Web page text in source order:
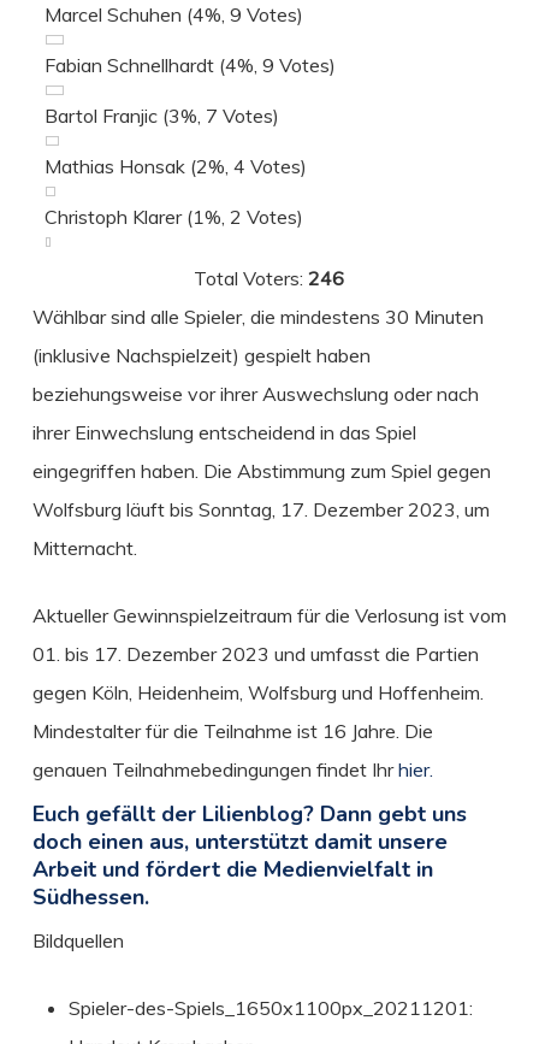
Marcel Schuhen (4%, 9 Votes)
Fabian Schnellhardt (4%, 9 Votes)
Bartol Franjic (3%, 7 Votes)
Mathias Honsak (2%, 4 Votes)
Christoph Klarer (1%, 2 Votes)
Total Voters:246
Wählbar sind alle Spieler, die mindestens 30 Minuten
(inklusive Nachspielzeit) gespielt haben
beziehungsweise vor ihrer Auswechslung oder nach
ihrer Einwechslung entscheidend in das Spiel
eingegriffen haben. Die Abstimmung zum Spiel gegen
Wolfsburg läuft bis Sonntag, 17. Dezember 2023, um
Mitternacht.
Aktueller Gewinnspielzeitraum für die Verlosung ist vom
01. bis 17. Dezember 2023 und umfasst die Partien
gegen Köln, Heidenheim, Wolfsburg und Hoffenheim.
Mindestalter für die Teilnahme ist 16 Jahre. Die
genauen Teilnahmebedingungen findet Ihrhier.
Euch gefällt der Lilienblog? Dann gebt uns
doch einen aus, unterstützt damit unsere
Arbeit und fördert die Medienvielfalt in
Südhessen.
Bildquellen
Spieler-des-Spiels_1650x1100px_20211201: